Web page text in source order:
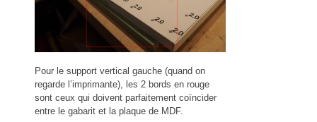
Pour le support vertical gauche (quand on
regarde l’imprimante), les 2 bords en rouge
sont ceux qui doivent parfaitement coïncider
entre le gabarit et la plaque de MDF.